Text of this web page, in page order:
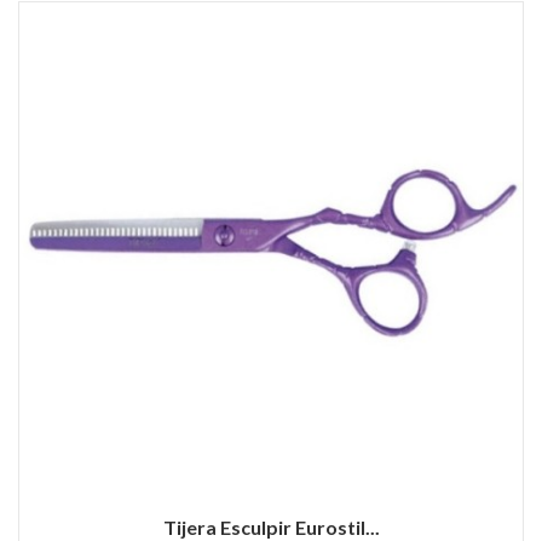
Tijera Esculpir Eurostil...